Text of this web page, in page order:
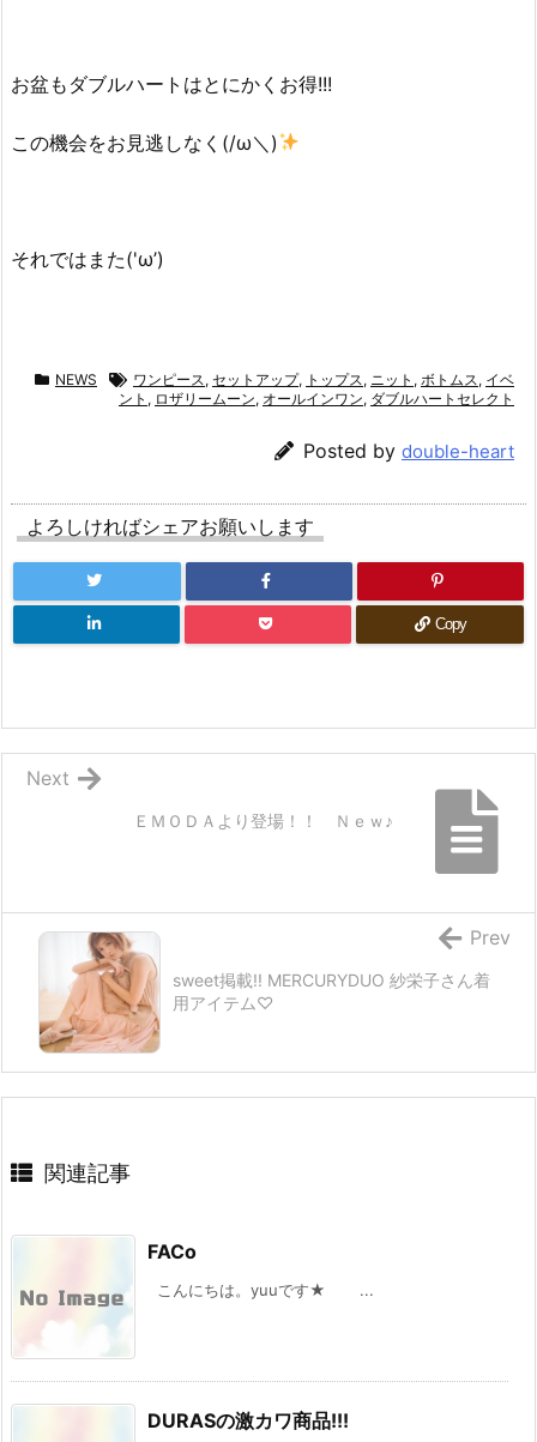
お盆もダブルハートはとにかくお得!!!
この機会をお見逃しなく(/ω＼)
それではまた('ω’)
NEWS ワンピース, セットアップ, トップス, ニット , ボトムス, イベ
ント , ロザリームーン, オールインワン, ダブルハートセレクト
Posted by double-heart
よろしければシェアお願いします
Copy
ＥＭＯＤＡより登場！！ Ｎｅｗ♪
Next
sweet掲載!! MERCURYDUO 紗栄子さん着
用アイテム♡
Prev
関連記事
FACo
こんにちは。yuuです★ ...
DURASの激カワ商品!!!